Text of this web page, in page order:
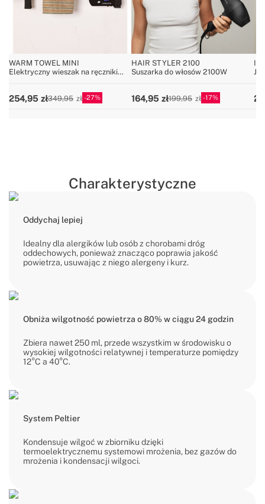
WARM TOWEL MINI
Elektryczny wieszak na ręczniki
254,95 349,95 27
HAIR STYLER 2100
Suszarka do włosów 2100W
164,95 199,95 17
Charakterystyczne
Oddychaj lepiej
Idealny dla alergików lub osób z chorobami dróg
oddechowych, ponieważ znacząco poprawia jakość
powietrza, usuwając z niego alergeny i kurz.
Obniża wilgotność powietrza o 80% w ciągu 24 godzin
Zbiera nawet 250 ml, przede wszystkim w środowisku o
wysokiej wilgotności relatywnej i temperaturze pomiędzy
12°C a 40°C.
System Peltier
Kondensuje wilgoć w zbiorniku dzięki
termoelektrycznemu systemowi mrożenia, bez gazów do
mrożenia i kondensacji wilgoci.